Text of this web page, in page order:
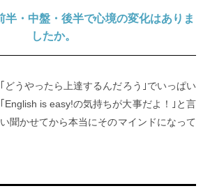
半・中盤・後半で心境の変化はありま
したか。
どうやったら上達するんだろう｣でいっぱい
English is easy!の気持ちが大事だよ！｣と言
聞かせてから本当にそのマインドになって